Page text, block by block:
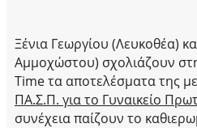
Ξένια Γεωργίου (Λευκοθέα)
Αμμοχώστου) σχολιάζουν
Time τα αποτελέσματα της
ΠΑ.Σ.Π. για το Γυναικείο
συνέχεια παίζουν το